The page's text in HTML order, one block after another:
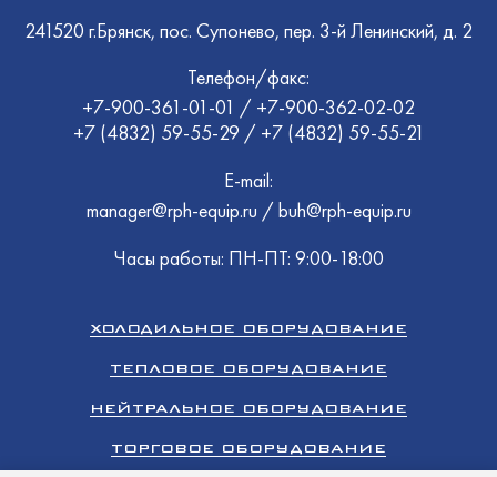
241520 г.Брянск, пос. Супонево, пер. 3-й Ленинский, д. 2
Телефон/факс:
+7-900-361-01-01 / +7-900-362-02-02
+7 (4832) 59-55-29 / +7 (4832) 59-55-21
E-mail:
manager@rph-equip.ru / buh@rph-equip.ru
Часы работы: ПН-ПТ: 9:00-18:00
ХОЛОДИЛЬНОЕ ОБОРУДОВАНИЕ
ТЕПЛОВОЕ ОБОРУДОВАНИЕ
НЕЙТРАЛЬНОЕ ОБОРУДОВАНИЕ
ТОРГОВОЕ ОБОРУДОВАНИЕ